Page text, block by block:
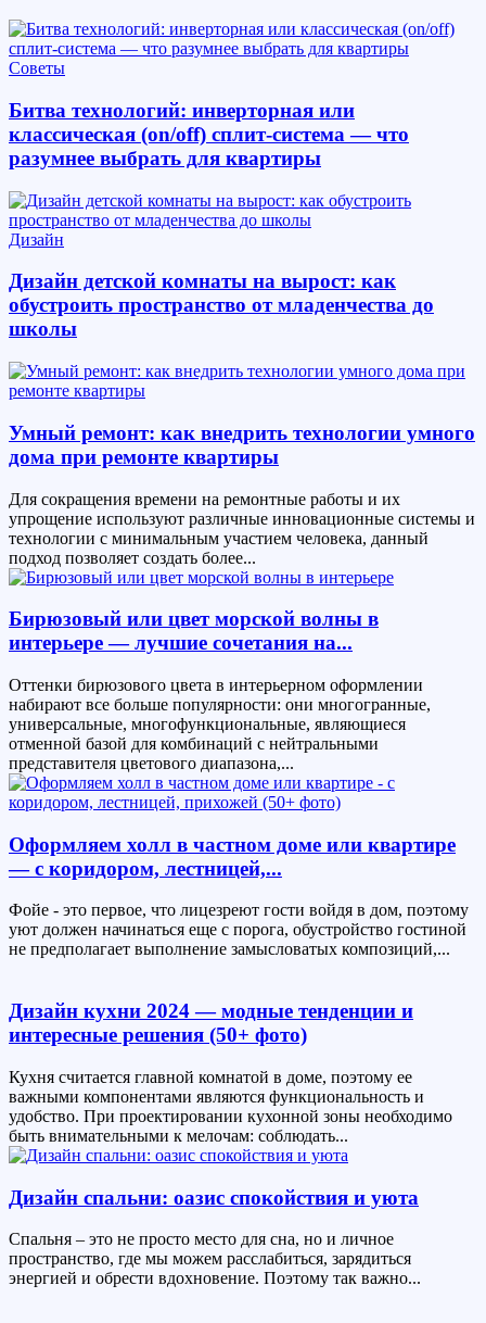
Советы
Битва технологий: инверторная или
классическая (on/off) сплит-система — что
разумнее выбрать для квартиры
Дизайн
Дизайн детской комнаты на вырост: как
обустроить пространство от младенчества до
школы
Умный ремонт: как внедрить технологии умного
дома при ремонте квартиры
Для сокращения времени на ремонтные работы и их
упрощение используют различные инновационные системы и
технологии с минимальным участием человека, данный
подход позволяет создать более...
Бирюзовый или цвет морской волны в
интерьере — лучшие сочетания на...
Оттенки бирюзового цвета в интерьерном оформлении
набирают все больше популярности: они многогранные,
универсальные, многофункциональные, являющиеся
отменной базой для комбинаций с нейтральными
представителя цветового диапазона,...
Оформляем холл в частном доме или квартире
— с коридором, лестницей,...
Фойе - это первое, что лицезреют гости войдя в дом, поэтому
уют должен начинаться еще с порога, обустройство гостиной
не предполагает выполнение замысловатых композиций,...
Дизайн кухни 2024 — модные тенденции и
интересные решения (50+ фото)
Кухня считается главной комнатой в доме, поэтому ее
важными компонентами являются функциональность и
удобство. При проектировании кухонной зоны необходимо
быть внимательными к мелочам: соблюдать...
Дизайн спальни: оазис спокойствия и уюта
Спальня – это не просто место для сна, но и личное
пространство, где мы можем расслабиться, зарядиться
энергией и обрести вдохновение. Поэтому так важно...